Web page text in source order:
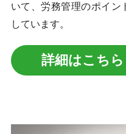
いて、労務管理のポイン
しています。
詳細はこちら